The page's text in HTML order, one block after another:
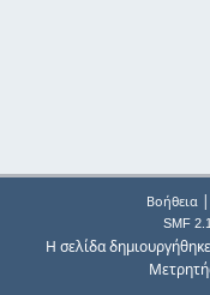
Βοήθεια|
SMF
Η σελίδα